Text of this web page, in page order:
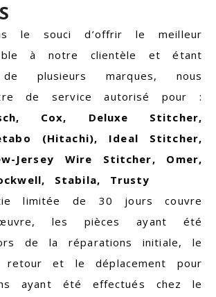
le souci d’offrir le meilleur
à notre clientèle et étant
plusieurs marques, nous
de service autorisé pour :
Cox, Deluxe Stitcher,
(Hitachi), Ideal Stitcher,
Jersey Wire Stitcher, Omer,
Stabila, Trusty
limitée de 30 jours couvre
les pièces ayant été
de la réparations initiale, le
retour et le déplacement pour
ayant été effectués chez le